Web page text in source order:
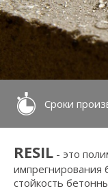
Сроки
RESIL - это
импрегнирования
стойкость